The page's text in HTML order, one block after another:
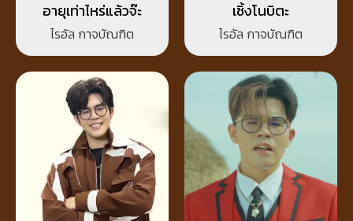
อายุเท่าไหร่แล้วจ๊ะ
ไรอัล กาจบัณฑิต
เซิ้งโนบิตะ
ไรอัล กาจบัณฑิต